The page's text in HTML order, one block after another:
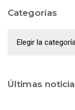
Categorías
Últimas